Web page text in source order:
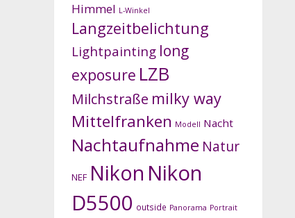
Himmel L-Winkel
Langzeitbelichtung
Lightpainting long
exposure LZB
Milchstraße milky way
Mittelfranken Modell Nacht
Nachtaufnahme Natur
NEF Nikon Nikon
D5500 outside Panorama Portrait